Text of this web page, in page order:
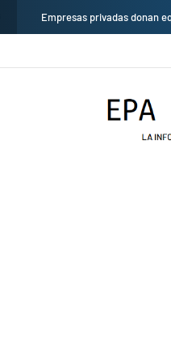
Cambio de sede: Vicentico